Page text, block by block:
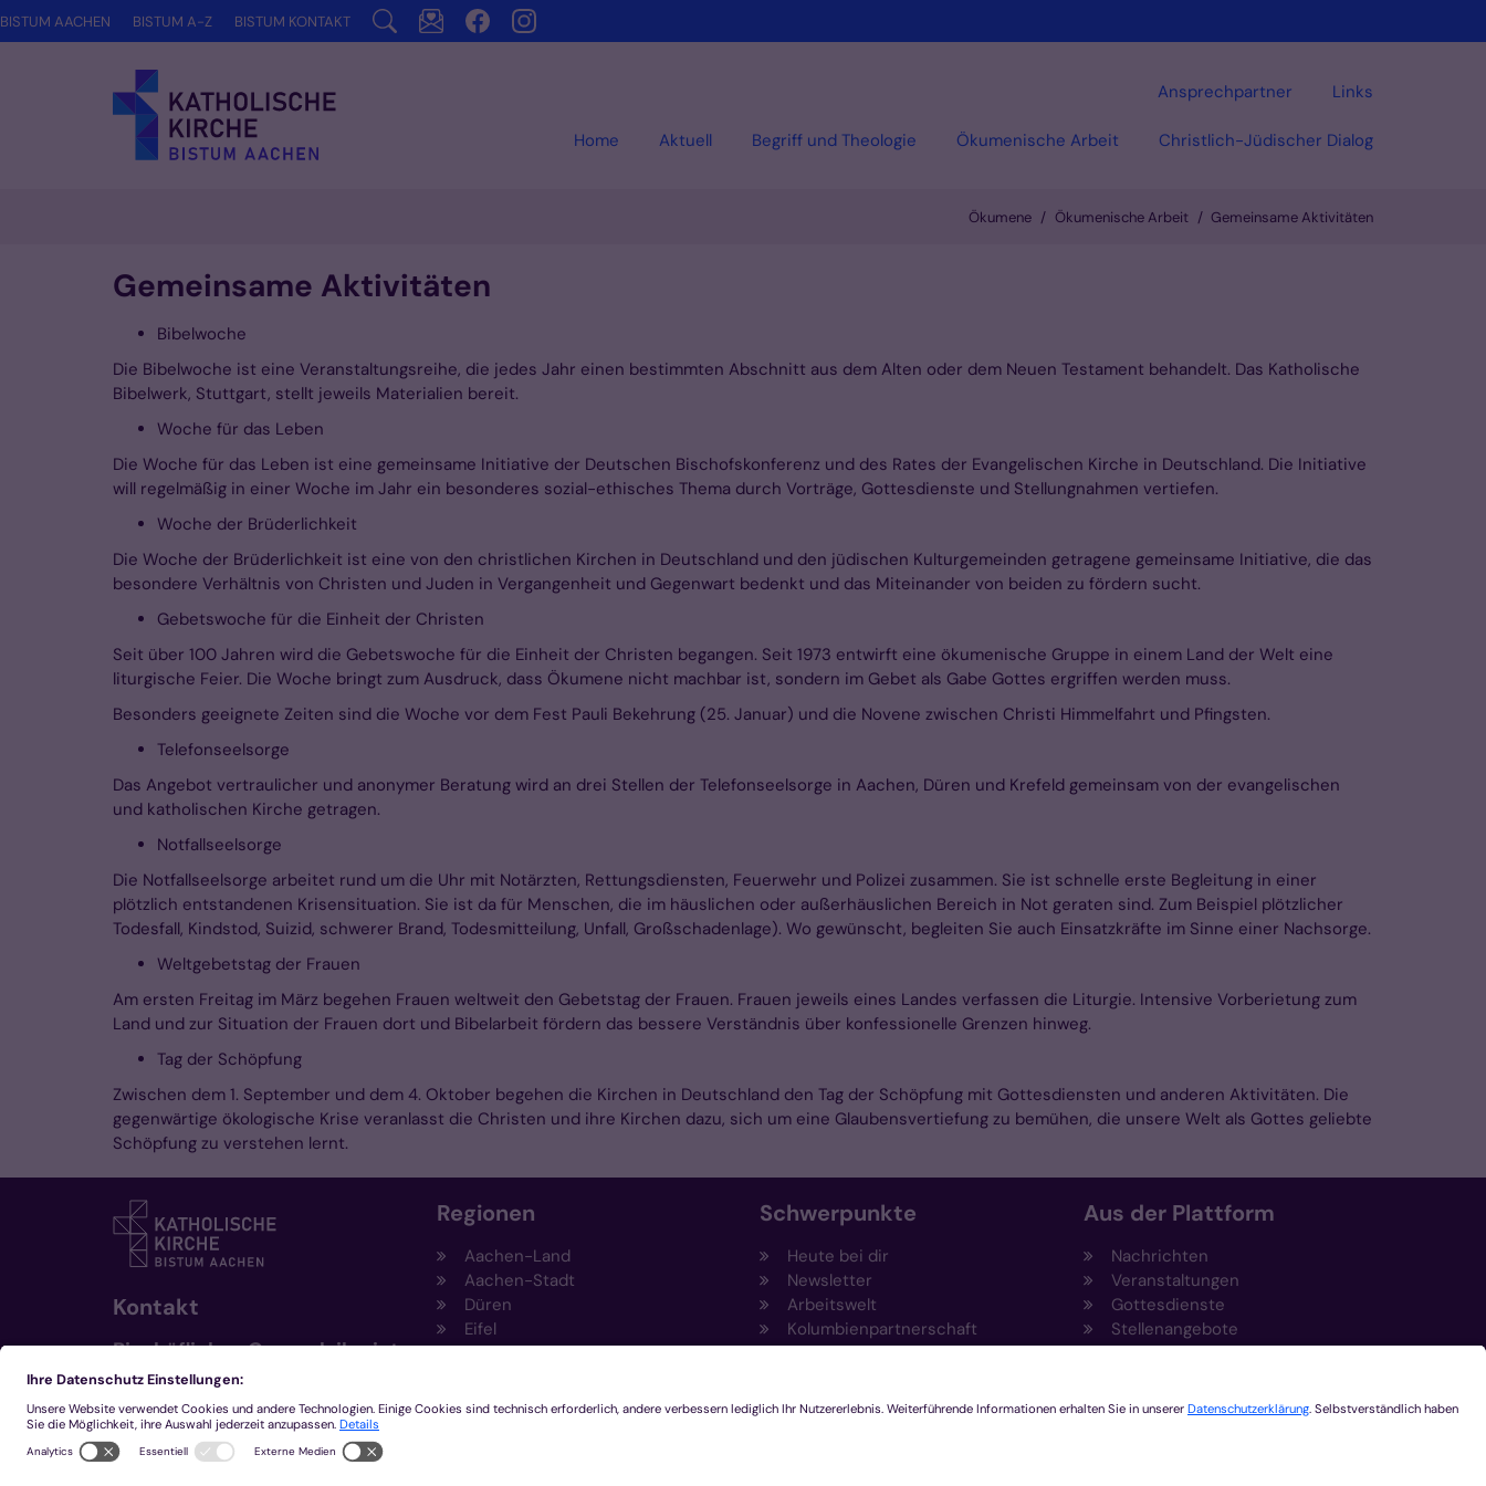
Zum Inhalt springen
Home Aktuell Begriff und Theologie Ökumenische Arbeit Christlich-Jüdischer Dialog
Ansprechpartner Links
BISTUM AACHEN BISTUM A-Z BISTUM KONTAKT
Ökumene Ökumenische Arbeit Gemeinsame Aktivitäten
Gemeinsame Aktivitäten
Bibelwoche
Die Bibelwoche ist eine Veranstaltungsreihe, die jedes Jahr einen bestimmten Abschnitt aus dem Alten oder dem Neuen Testament behandelt. Das Katholische
Bibelwerk, Stuttgart, stellt jeweils Materialien bereit.
Woche für das Leben
Die Woche für das Leben ist eine gemeinsame Initiative der Deutschen Bischofskonferenz und des Rates der Evangelischen Kirche in Deutschland. Die Initiative
will regelmäßig in einer Woche im Jahr ein besonderes sozial-ethisches Thema durch Vorträge, Gottesdienste und Stellungnahmen vertiefen.
Woche der Brüderlichkeit
Die Woche der Brüderlichkeit ist eine von den christlichen Kirchen in Deutschland und den jüdischen Kulturgemeinden getragene gemeinsame Initiative, die das
besondere Verhältnis von Christen und Juden in Vergangenheit und Gegenwart bedenkt und das Miteinander von beiden zu fördern sucht.
Gebetswoche für die Einheit der Christen
Seit über 100 Jahren wird die Gebetswoche für die Einheit der Christen begangen. Seit 1973 entwirft eine ökumenische Gruppe in einem Land der Welt eine
liturgische Feier. Die Woche bringt zum Ausdruck, dass Ökumene nicht machbar ist, sondern im Gebet als Gabe Gottes ergriffen werden muss.
Besonders geeignete Zeiten sind die Woche vor dem Fest Pauli Bekehrung (25. Januar) und die Novene zwischen Christi Himmelfahrt und Pfingsten.
Telefonseelsorge
Das Angebot vertraulicher und anonymer Beratung wird an drei Stellen der Telefonseelsorge in Aachen, Düren und Krefeld gemeinsam von der evangelischen
und katholischen Kirche getragen.
Notfallseelsorge
Die Notfallseelsorge arbeitet rund um die Uhr mit Notärzten, Rettungsdiensten, Feuerwehr und Polizei zusammen. Sie ist schnelle erste Begleitung in einer
plötzlich entstandenen Krisensituation. Sie ist da für Menschen, die im häuslichen oder außerhäuslichen Bereich in Not geraten sind. Zum Beispiel plötzlicher
Todesfall, Kindstod, Suizid, schwerer Brand, Todesmitteilung, Unfall, Großschadenlage). Wo gewünscht, begleiten Sie auch Einsatzkräfte im Sinne einer Nachsorge.
Weltgebetstag der Frauen
Am ersten Freitag im März begehen Frauen weltweit den Gebetstag der Frauen. Frauen jeweils eines Landes verfassen die Liturgie. Intensive Vorberietung zum
Land und zur Situation der Frauen dort und Bibelarbeit fördern das bessere Verständnis über konfessionelle Grenzen hinweg.
Tag der Schöpfung
Zwischen dem 1. September und dem 4. Oktober begehen die Kirchen in Deutschland den Tag der Schöpfung mit Gottesdiensten und anderen Aktivitäten. Die
gegenwärtige ökologische Krise veranlasst die Christen und ihre Kirchen dazu, sich um eine Glaubensvertiefung zu bemühen, die unsere Welt als Gottes geliebte
Schöpfung zu verstehen lernt.
Kontakt
Bischöfliches Generalvikariat
Aachen
+49 241 452-0
kommunikation@bistum-
aachen.de
Regionen
Aachen-Land
Aachen-Stadt
Düren
Eifel
Krefeld
Schwerpunkte
Heute bei dir
Newsletter
Arbeitswelt
Kolumbienpartnerschaft
Fundraising
Aus der Plattform
Nachrichten
Veranstaltungen
Gottesdienste
Stellenangebote
Rechtsdatenbank